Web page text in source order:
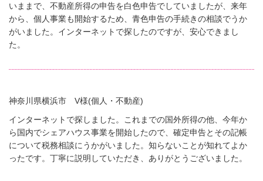
いままで、不動産所得の申告を白色申告でしていましたが、来年
から、個人事業も開始するため、青色申告の手続きの相談でうか
がいました。インターネットで探したのですが、安心できまし
た。
神奈川県横浜市 V様(個人・不動産)
インターネットで探しました。これまでの国外所得の他、今年か
ら国内でシェアハウス事業を開始したので、確定申告とその記帳
について税務相談にうかがいました。知らないことが知れてよか
ったです。丁寧に説明していただき、ありがとうございました。